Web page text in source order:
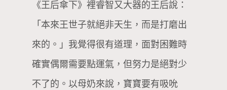
《王后傘下》裡睿智又大器的王后說：
「本來王世子就絕非天生，而是打磨出
來的。」我覺得很有道理，面對困難時
確實偶爾需要點運氣，但努力是絕對少
不了的。以母奶來說，寶寶要有吸吮